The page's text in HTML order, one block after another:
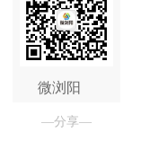
微浏阳
—分享—